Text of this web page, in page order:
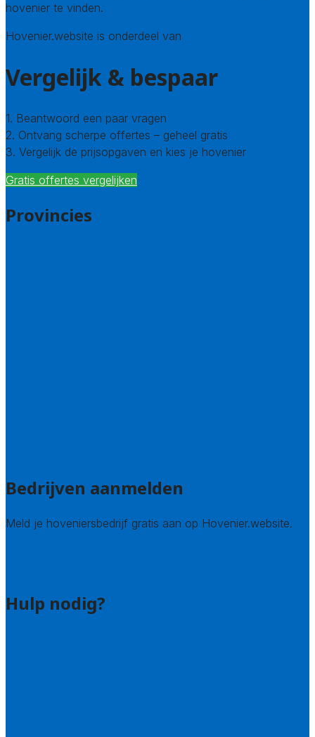
hovenier te vinden.
Hovenier.website is onderdeel van
Vergelijk & bespaar
1. Beantwoord een paar vragen
2. Ontvang scherpe offertes – geheel gratis
3. Vergelijk de prijsopgaven en kies je hovenier
Gratis offertes vergelijken
Provincies
Bedrijven aanmelden
Meld je hoveniersbedrijf gratis aan op Hovenier.website.
Hulp nodig?